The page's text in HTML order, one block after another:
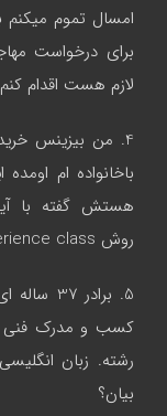
لازم هست اقدام
4. من بیزینس
باخانواده ام
روش Canaidan Experience class درسته؟
5.
کسب و مدرک فنی
رشته. زبان
بیان؟